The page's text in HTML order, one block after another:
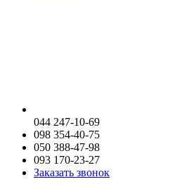
044 247-10-69
098 354-40-75
050 388-47-98
093 170-23-27
Заказать звонок